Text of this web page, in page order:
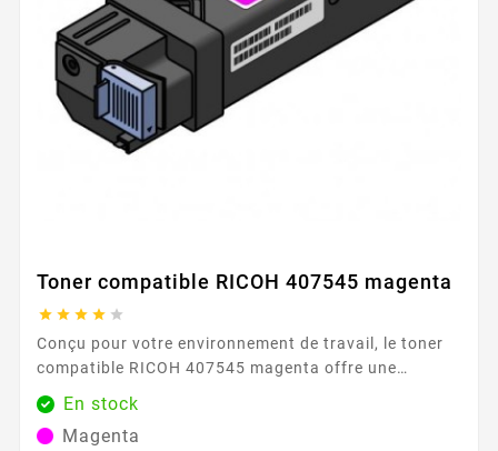
Toner compatible RICOH 407545 magenta
    
Conçu pour votre environnement de travail, le toner
compatible RICOH 407545 magenta offre une
solution fiable et simple pour vos besoins
d’impression au quotidien. Il s’intègre sans effort aux
équipements de la série RICOH SPC250 , pour des
En stock
Magenta